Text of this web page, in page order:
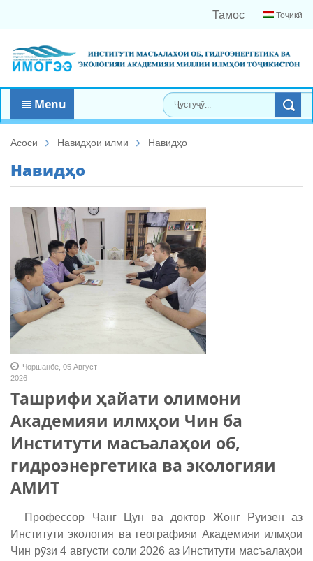
Тоҷикӣ
Тамос
Menu
Асосӣ Навидҳои илмӣ Навидҳо
Навидҳо
Чоршанбе, 05 Август
2026
Ташрифи ҳайати олимони
Академияи илмҳои Чин ба
Институти масъалаҳои об,
гидроэнергетика ва экологияи
АМИТ
Профессор Чанг Цун ва доктор Жонг Руизен аз
Институти экология ва географияи Академияи илмҳои
Чин рӯзи 4 августи соли 2026 аз Институти масъалаҳои